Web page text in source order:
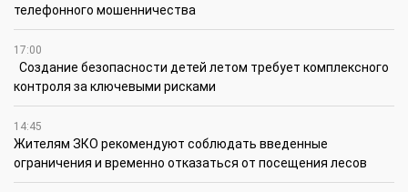
телефонного мошенничества
17:00
Создание безопасности детей летом требует комплексного
контроля за ключевыми рисками
14:45
Жителям ЗКО рекомендуют соблюдать введенные
ограничения и временно отказаться от посещения лесов